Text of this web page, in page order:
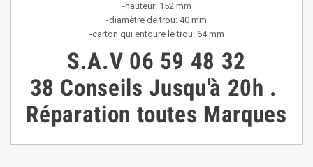
-hauteur: 152 mm
-diamètre de trou: 40 mm
-carton qui entoure le trou: 64 mm
S.A.V 06 59 48 32
38 ConseilsJusqu'à 20h .
Réparation toutes Marques